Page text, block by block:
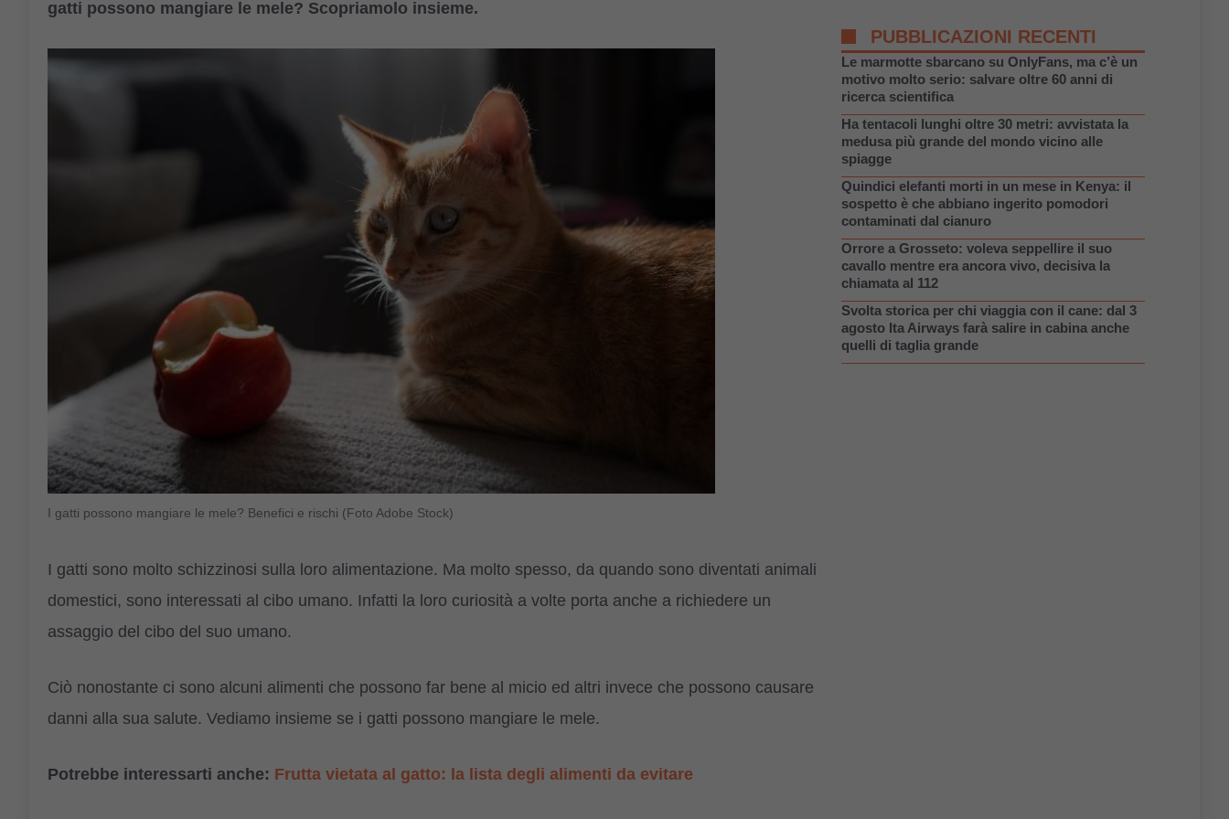
gatti possono mangiare le mele? Scopriamolo insieme.
I gatti possono mangiare le mele? Benefici e rischi (Foto Adobe Stock)
I gatti sono molto schizzinosi sulla loro alimentazione. Ma molto spesso, da quando sono diventati animali
domestici, sono interessati al cibo umano. Infatti la loro curiosità a volte porta anche a richiedere un
assaggio del cibo del suo umano.
Ciò nonostante ci sono alcuni alimenti che possono far bene al micio ed altri invece che possono causare
danni alla sua salute. Vediamo insieme se i gatti possono mangiare le mele.
Potrebbe interessarti anche: Frutta vietata al gatto: la lista degli alimenti da evitare
PUBBLICAZIONI RECENTI
Le marmotte sbarcano su OnlyFans, ma c’è un
motivo molto serio: salvare oltre 60 anni di
ricerca scientifica
Ha tentacoli lunghi oltre 30 metri: avvistata la
medusa più grande del mondo vicino alle
spiagge
Quindici elefanti morti in un mese in Kenya: il
sospetto è che abbiano ingerito pomodori
contaminati dal cianuro
Orrore a Grosseto: voleva seppellire il suo
cavallo mentre era ancora vivo, decisiva la
chiamata al 112
Svolta storica per chi viaggia con il cane: dal 3
agosto Ita Airways farà salire in cabina anche
quelli di taglia grande